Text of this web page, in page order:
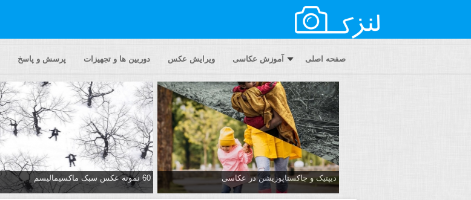
صفحه اصلی آموزش عکاسی ویرایش عکس دوربین ها و تجهیزات پرسش و پاسخ
دیپتیک و جاکستا‌پوزیشن در عکاسی 60 نمونه عکس سبک ماکسیمالیسم